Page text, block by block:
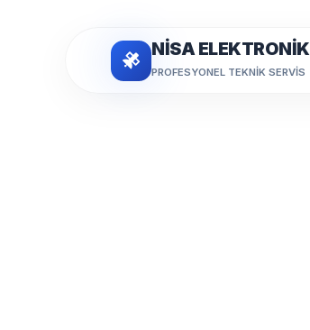
NİSA ELEKTRONİK
PROFESYONEL TEKNIK SERVIS